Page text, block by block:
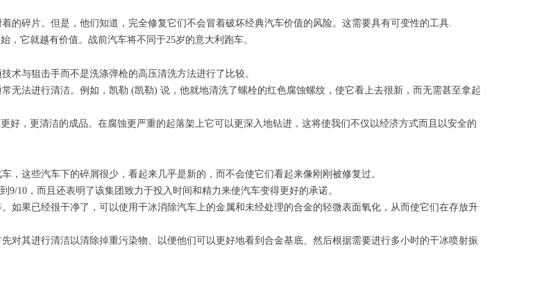
的碎片。但是，他们知道，完全修复它们不会冒着破坏经典汽车价值的风险。这需要具有可变性的工具.
，它就越有价值。战前汽车将不同于25岁的意大利跑车。
术与狙击手而不是洗涤弹枪的高压清洗方法进行了比较。
无法进行清洁。例如，凯勒 (凯勒) 说，他就地清洗了螺栓的红色腐蚀螺纹，使它看上去很新，而无需甚至拿起
好，更清洁的成品。在腐蚀更严重的起落架上它可以更深入地钻进，这将使我们不仅以经济方式而且以安全的
这些汽车下的碎屑很少，看起来几乎是新的，而不会使它们看起来像刚刚被修复过。
10，而且还表明了该集团致力于投入时间和精力来使汽车变得更好的承诺。
如果已经很干净了，可以使用干冰消除汽车上的金属和未经处理的合金的轻微表面氧化，从而使它们在存放升
对其进行清洁以清除掉重污染物、以便他们可以更好地看到合金基底、然后根据需要进行多小时的干冰喷射振